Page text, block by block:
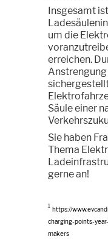
Insgesamt
um die
erreichen.
Säule einer
Sie haben
Thema
gerne an!
1 https://
charging-points-
makers